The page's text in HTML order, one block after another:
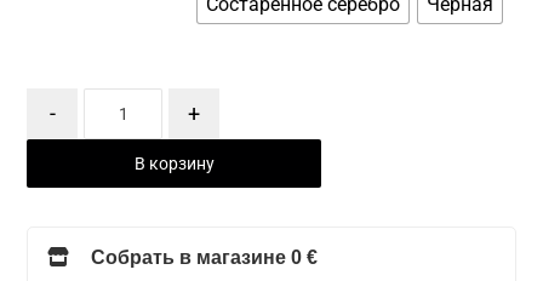
- +
В корзину
Собрать в магазине 0 €